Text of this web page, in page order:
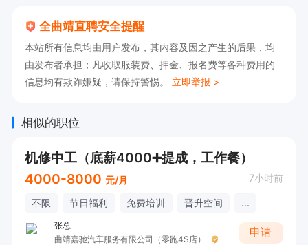
全曲靖直聘安全提醒
本站所有信息均由用户发布，其内容及因之产生的后果，均
由发布者承担；凡收取服装费、押金、报名费等各种费用的
信息均有欺诈嫌疑，请保持警惕。 立即举报 >
相似的职位
机修中工（底薪4000➕提成，工作餐）
4000-8000 元/月 7小时前
不限 节日福利 免费培训 晋升空间 ...
张总
曲靖嘉驰汽车服务有限公司（零跑4S店）
申请